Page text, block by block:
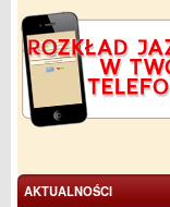
AKTUALNOŚCI